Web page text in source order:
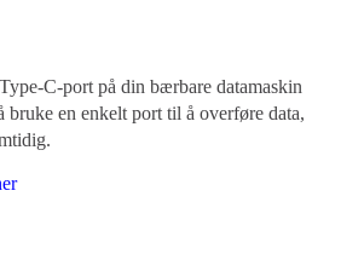
C-port på din bærbare datamaskin
bruke en enkelt port til å overføre data,